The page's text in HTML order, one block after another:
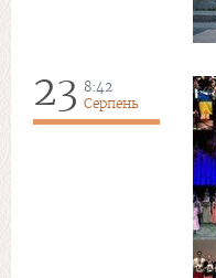
23 8:42
Серпень